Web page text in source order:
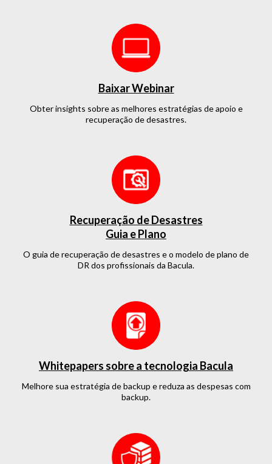
Baixar Webinar
Obter insights sobre as melhores estratégias de apoio e
recuperação de desastres.
Recuperação de Desastres
Guia e Plano
O guia de recuperação de desastres e o modelo de plano de
DR dos profissionais da Bacula.
Whitepapers sobre a tecnologia Bacula
Melhore sua estratégia de backup e reduza as despesas com
backup.